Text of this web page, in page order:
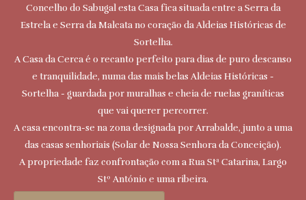
Concelho do Sabugal esta Casa fica situada entre a Serra da
Estrela e Serra da Malcata no coração da Aldeias Históricas de
Sortelha.
A Casa da Cerca é o recanto perfeito para dias de puro descanso
e tranquilidade, numa das mais belas Aldeias Históricas -
Sortelha - guardada por muralhas e cheia de ruelas graníticas
que vai querer percorrer.
A casa encontra-se na zona designada por Arrabalde, junto a uma
das casas senhoriais (Solar de Nossa Senhora da Conceição).
A propriedade faz confrontação com a Rua Stª Catarina, Largo
Stº António e uma ribeira.